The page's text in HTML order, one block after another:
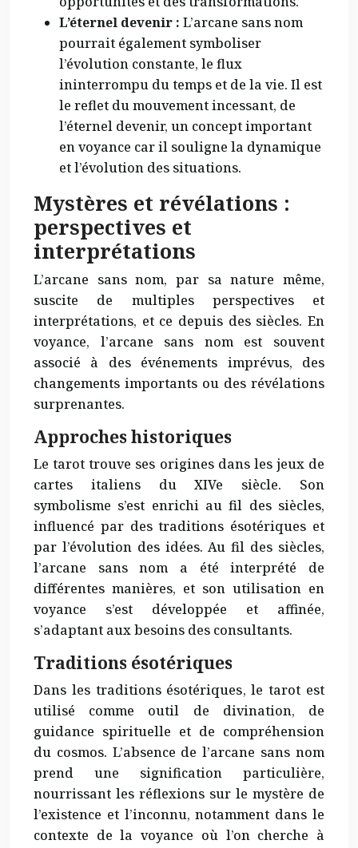
L’éternel devenir : L’arcane sans nom
pourrait également symboliser
l’évolution constante, le flux
ininterrompu du temps et de la vie. Il est
le reflet du mouvement incessant, de
l’éternel devenir, un concept important
en voyance car il souligne la dynamique
et l’évolution des situations.
Mystères et révélations :
perspectives et
interprétations
L’arcane sans nom, par sa nature même,
suscite de multiples perspectives et
interprétations, et ce depuis des siècles. En
voyance, l’arcane sans nom est souvent
associé à des événements imprévus, des
changements importants ou des révélations
surprenantes.
Approches historiques
Le tarot trouve ses origines dans les jeux de
cartes italiens du XIVe siècle. Son
symbolisme s’est enrichi au fil des siècles,
influencé par des traditions ésotériques et
par l’évolution des idées. Au fil des siècles,
l’arcane sans nom a été interprété de
différentes manières, et son utilisation en
voyance s’est développée et affinée,
s’adaptant aux besoins des consultants.
Traditions ésotériques
Dans les traditions ésotériques, le tarot est
utilisé comme outil de divination, de
guidance spirituelle et de compréhension
du cosmos. L’absence de l’arcane sans nom
prend une signification particulière,
nourrissant les réflexions sur le mystère de
l’existence et l’inconnu, notamment dans le
contexte de la voyance où l’on cherche à